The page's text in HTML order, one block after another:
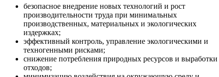
безопасное внедрение новых технологий и рост
производительности труда при минимальных
производственных, материальных и экологических
издержках;
эффективный контроль, управление экологическими и
техногенными рисками;
снижение потребления природных ресурсов и выработки
отходов;